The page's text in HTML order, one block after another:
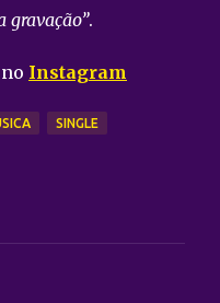
gravação”.
no Instagram
SINGLE